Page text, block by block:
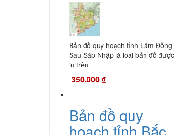
Bản đồ quy hoạch tỉnh Lâm Đồng
Sau Sáp Nhập là loại bản đồ được
in trên ...
350.000 ₫
Bản đồ quy